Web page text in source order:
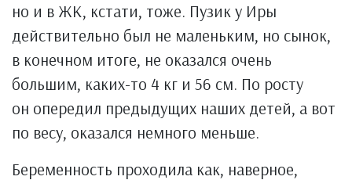
но и в ЖК, кстати, тоже. Пузик у Иры
действительно был не маленьким, но сынок,
в конечном итоге, не оказался очень
большим, каких-то 4 кг и 56 см. По росту
он опередил предыдущих наших детей, а вот
по весу, оказался немного меньше.
Беременность проходила как, наверное,